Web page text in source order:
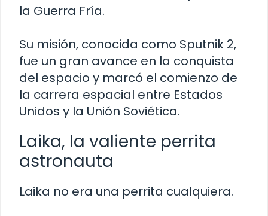
la Guerra Fría.
Su misión, conocida como Sputnik 2,
fue un gran avance en la conquista
del espacio y marcó el comienzo de
la carrera espacial entre Estados
Unidos y la Unión Soviética.
Laika, la valiente perrita
astronauta
Laika no era una perrita cualquiera.